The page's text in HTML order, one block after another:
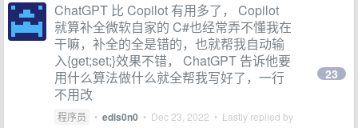
ChatGPT 比 Copilot 有用多了， Copilot
就算补全微软自家的 C#也经常弄不懂我在
干嘛，补全的全是错的，也就帮我自动输
入{get;set;}效果不错， ChatGPT 告诉他要
用什么算法做什么就全帮我写好了，一行
不用改
程序员 • edis0n0 • Dec 23, 2022 • Lastly replied by
23